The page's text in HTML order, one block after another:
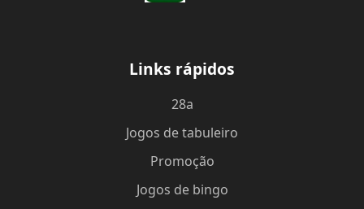
Links rápidos
28a
Jogos de tabuleiro
Promoção
Jogos de bingo